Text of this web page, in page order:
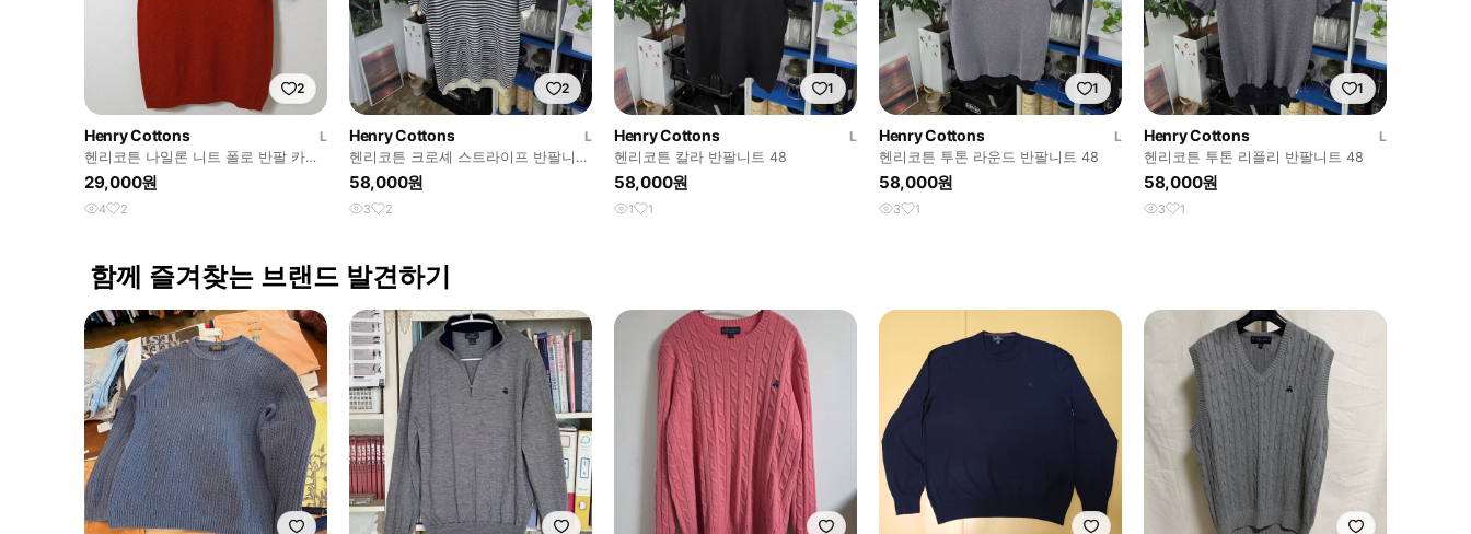
2
Henry Cottons
L
헨리코튼 나일론 니트 폴로 반팔 카라
티 피케티 100 (거의 새상품)
29,000원
4 2
2
Henry Cottons
L
헨리코튼 크로셰 스트라이프 반팔니트
48
58,000원
3 2
1
Henry Cottons
L
헨리코튼 칼라 반팔니트 48
58,000원
1 1
1
Henry Cottons
L
헨리코튼 투톤 라운드 반팔니트 48
58,000원
3 1
1
Henry Cottons
L
헨리코튼 투톤 리플리 반팔니트 48
58,000원
3 1
함께 즐겨찾는 브랜드 발견하기